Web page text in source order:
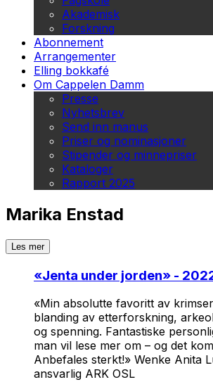
Akademisk
Forskning
Abonnement
Arrangementer
Elling bokkafé
Om Cappelen Damm
Presse
Nyhetsbrev
Send inn manus
Priser og nominasjoner
Stipender og minnepriser
Kataloger
Rapport 2025
Marika Enstad
Les mer
«Jenta under jorden» -
«Min absolutte favoritt av
blanding av etterforskning,
og spenning. Fantastiske
man vil lese mer om – og det
Anbefales sterkt!» Wenke Anita
ansvarlig ARK OSL